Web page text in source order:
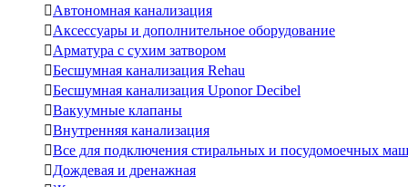
Автономная канализация
Аксессуары и дополнительное оборудование
Арматура с сухим затвором
Бесшумная канализация Rehau
Бесшумная канализация Uponor Decibel
Вакуумные клапаны
Внутренняя канализация
Все для подключения стиральных и посудомоечных
Дождевая и дренажная